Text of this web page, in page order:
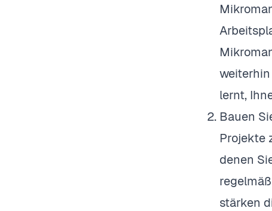
lernt,
Bauen
Projekte
denen
stärken